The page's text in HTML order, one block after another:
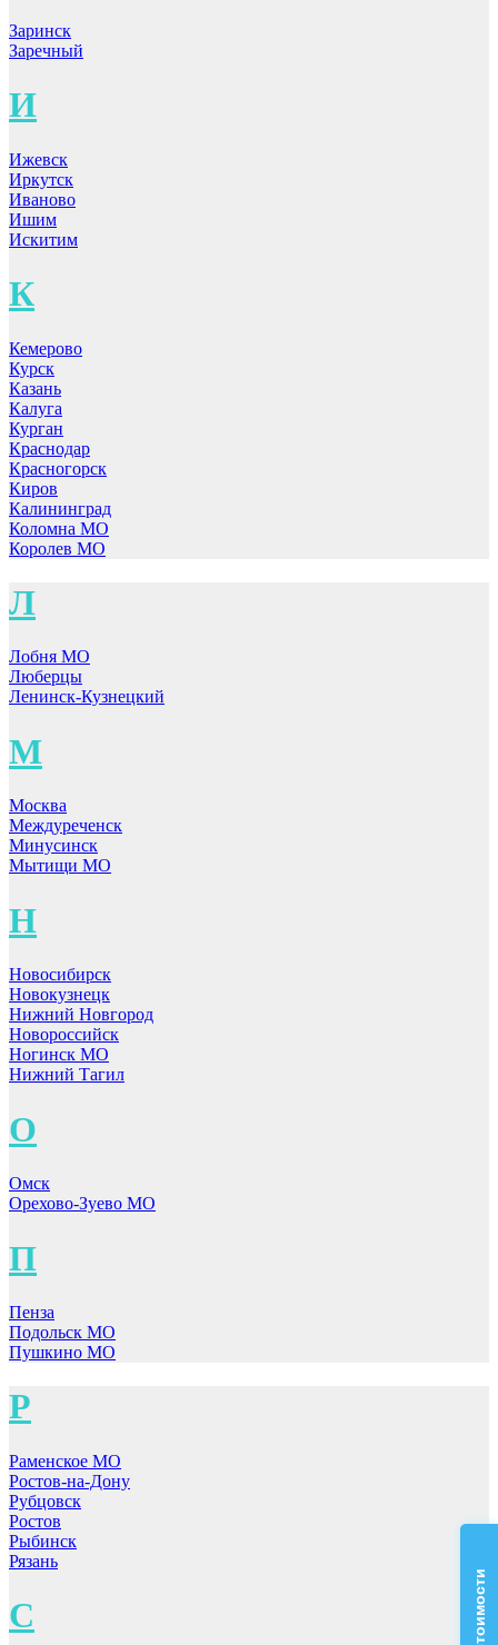
Заринск
Заречный
И
Ижевск
Иркутск
Иваново
Ишим
Искитим
К
Кемерово
Курск
Казань
Калуга
Курган
Краснодар
Красногорск
Киров
Калининград
Коломна МО
Королев МО
Л
Лобня МО
Люберцы
Ленинск-Кузнецкий
М
Москва
Междуреченск
Минусинск
Мытищи МО
Н
Новосибирск
Новокузнецк
Нижний Новгород
Новороссийск
Ногинск МО
Нижний Тагил
О
Омск
Орехово-Зуево МО
П
Пенза
Подольск МО
Пушкино МО
Р
Раменское МО
Ростов-на-Дону
Рубцовск
Ростов
Рыбинск
Рязань
С